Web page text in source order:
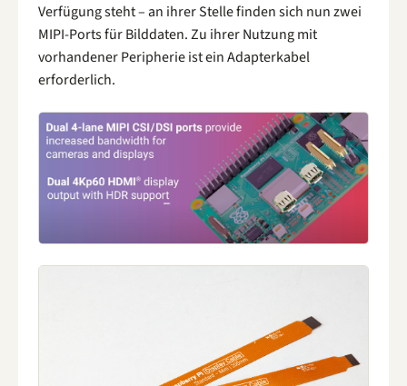
Verfügung steht – an ihrer Stelle finden sich nun zwei
MIPI-Ports für Bilddaten. Zu ihrer Nutzung mit
vorhandener Peripherie ist ein Adapterkabel
erforderlich.